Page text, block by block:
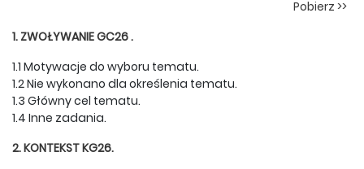
Pobierz >>
1. ZWOŁYWANIE GC26.
1.1 Motywacje do wyboru tematu.
1.2 Nie wykonano dla określenia tematu.
1.3 Główny cel tematu.
1.4 Inne zadania.
2. KONTEKST KG26.